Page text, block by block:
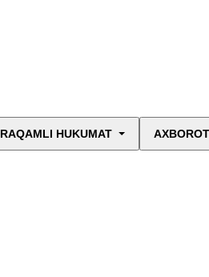
RAQAMLI HUKUMAT